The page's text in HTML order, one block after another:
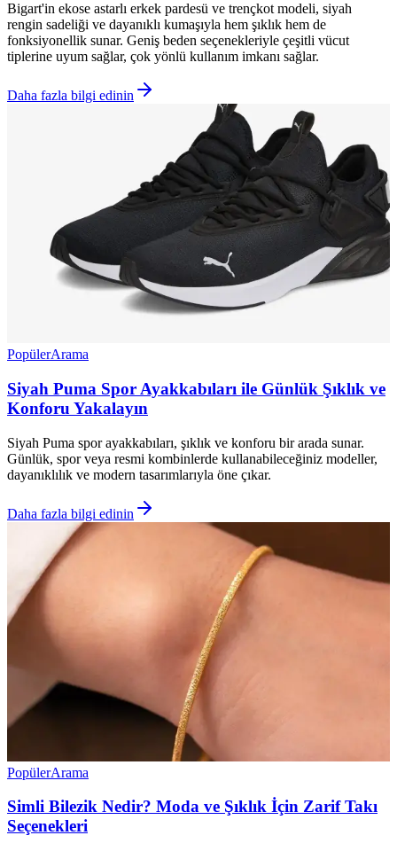
Bigart'in ekose astarlı erkek pardesü ve trençkot modeli, siyah
rengin sadeliği ve dayanıklı kumaşıyla hem şıklık hem de
fonksiyonellik sunar. Geniş beden seçenekleriyle çeşitli vücut
tiplerine uyum sağlar, çok yönlü kullanım imkanı sağlar.
Daha fazla bilgi edinin
PopülerArama
Siyah Puma Spor Ayakkabıları ile Günlük Şıklık ve
Konforu Yakalayın
Siyah Puma spor ayakkabıları, şıklık ve konforu bir arada sunar.
Günlük, spor veya resmi kombinlerde kullanabileceğiniz modeller,
dayanıklılık ve modern tasarımlarıyla öne çıkar.
Daha fazla bilgi edinin
PopülerArama
Simli Bilezik Nedir? Moda ve Şıklık İçin Zarif Takı
Seçenekleri